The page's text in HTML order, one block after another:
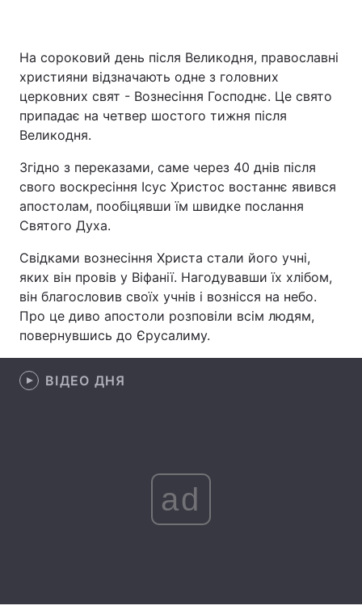
Головна
Наука
Здоров'я Туризм
На сороковий день після Великодня, православні
християни відзначають одне з головних
церковних свят - Вознесіння Господнє. Це свято
припадає на четвер шостого тижня після
Великодня.
Згідно з переказами, саме через 40 днів після
свого воскресіння Ісус Христос востаннє явився
апостолам, пообіцявши їм швидке послання
Святого Духа.
Свідками вознесіння Христа стали його учні,
яких він провів у Віфанії. Нагодувавши їх хлібом,
він благословив своїх учнів і вознісся на небо.
Про це диво апостоли розповіли всім людям,
повернувшись до Єрусалиму.
ВІДЕО ДНЯ
ad